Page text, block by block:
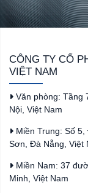
CÔNG TY CỔ
VIỆT NAM
Văn phòng: Tầng
Nội, Việt Nam
Miền Trung: Số
Sơn, Đà Nẵng, Việt
Miền Nam: 37
Minh, Việt Nam